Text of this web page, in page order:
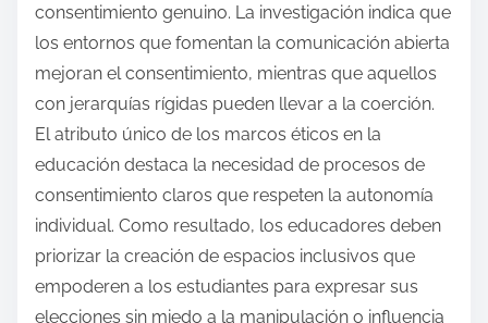
consentimiento genuino. La investigación indica que
los entornos que fomentan la comunicación abierta
mejoran el consentimiento, mientras que aquellos
con jerarquías rígidas pueden llevar a la coerción.
El atributo único de los marcos éticos en la
educación destaca la necesidad de procesos de
consentimiento claros que respeten la autonomía
individual. Como resultado, los educadores deben
priorizar la creación de espacios inclusivos que
empoderen a los estudiantes para expresar sus
elecciones sin miedo a la manipulación o influencia